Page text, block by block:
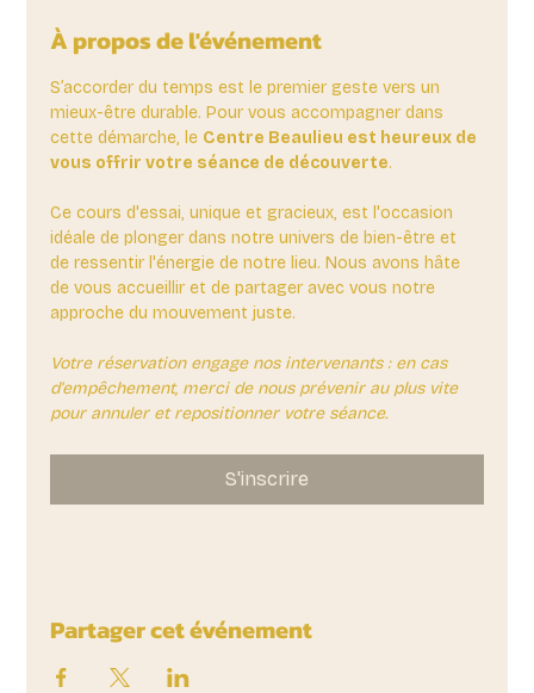
À propos de l'événement
S’accorder du temps est le premier geste vers un
mieux-être durable. Pour vous accompagner dans
cette démarche, le Centre Beaulieu est heureux de
vous offrir votre séance de découverte.
Ce cours d'essai, unique et gracieux, est l'occasion
idéale de plonger dans notre univers de bien-être et
de ressentir l'énergie de notre lieu. Nous avons hâte
de vous accueillir et de partager avec vous notre
approche du mouvement juste.
Votre réservation engage nos intervenants : en cas
d'empêchement, merci de nous prévenir au plus vite
pour annuler et repositionner votre séance.
S'inscrire
Partager cet événement